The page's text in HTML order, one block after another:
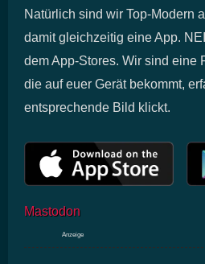
Natürlich sind wir Top-Modern
damit gleichzeitig eine App.
dem App-Stores. Wir sind eine
die auf euer Gerät bekommt,
entsprechende Bild klickt.
Mastodon
Anzeige